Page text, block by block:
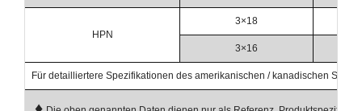
HPN
3×18
3×16
Für detailliertere Spezifikationen des amerikanischen / kanadischen